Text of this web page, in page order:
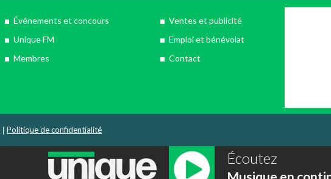
Événements et concours
Unique FM
Membres
Ventes et publicité
Emploi et bénévolat
Contact
Politique de confidentialité
Écoutez